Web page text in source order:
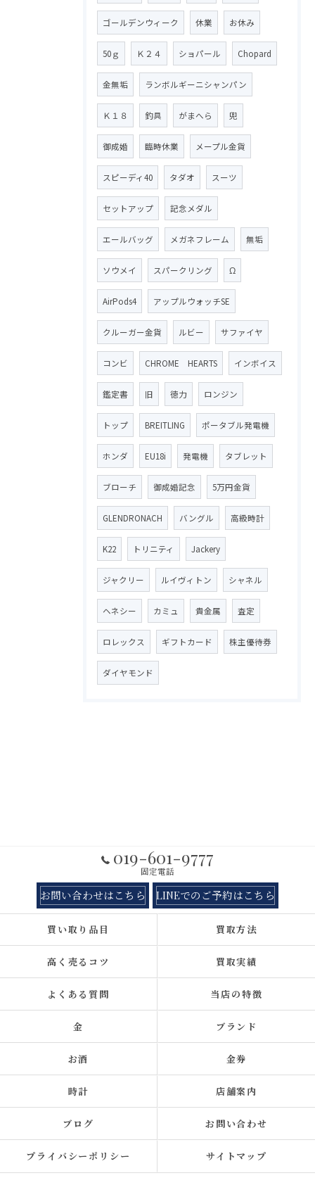
ゴールデンウィーク 休業 お休み
50ｇ Ｋ２４ ショパール Chopard
金無垢 ランボルギーニシャンパン
Ｋ１８ 釣具 がまへら 兜
御成婚 臨時休業 メープル金貨
スピーディ40 タダオ スーツ
セットアップ 記念メダル
エールバッグ メガネフレーム 無垢
ソウメイ スパークリング Ω
AirPods4 アップルウォッチSE
クルーガー金貨 ルビー サファイヤ
コンビ CHROME HEARTS インボイス
鑑定書 旧 徳力 ロンジン
トップ BREITLING ポータブル発電機
ホンダ EU18i 発電機 タブレット
ブローチ 御成婚記念 5万円金貨
GLENDRONACH バングル 高級時計
K22 トリニティ Jackery
ジャクリー ルイヴィトン シャネル
ヘネシー カミュ 貴金属 査定
ロレックス ギフトカード 株主優待券
ダイヤモンド
019-601-9777
固定電話
お問い合わせはこちら LINEでのご予約はこちら
買い取り品目 買取方法
高く売るコツ 買取実績
よくある質問 当店の特徴
金 ブランド
お酒 金券
時計 店舗案内
ブログ お問い合わせ
プライバシーポリシー サイトマップ